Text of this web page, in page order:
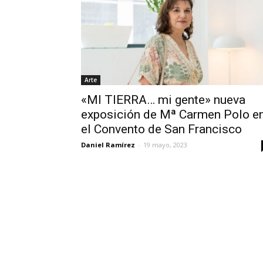
Arte
«MI TIERRA… mi gente» nueva
exposición de Mª Carmen Polo
el Convento de San Francisco
Daniel Ramírez - 19 mayo, 2023